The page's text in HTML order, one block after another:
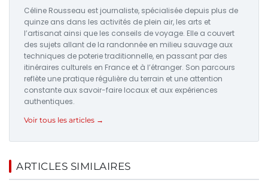
Céline Rousseau est journaliste, spécialisée depuis plus de
quinze ans dans les activités de plein air, les arts et
l’artisanat ainsi que les conseils de voyage. Elle a couvert
des sujets allant de la randonnée en milieu sauvage aux
techniques de poterie traditionnelle, en passant par des
itinéraires culturels en France et à l’étranger. Son parcours
reflète une pratique régulière du terrain et une attention
constante aux savoir-faire locaux et aux expériences
authentiques.
Voir tous les articles →
ARTICLES SIMILAIRES